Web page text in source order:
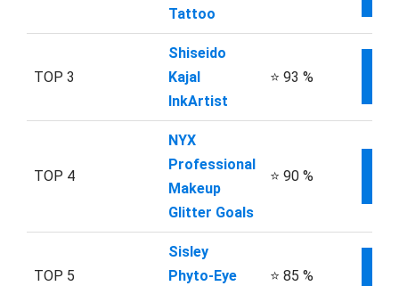
Tattoo
TOP 3
Shiseido
Kajal
InkArtist
⭐ 93 %
TOP 4
NYX
Professional
Makeup
Glitter Goals
⭐ 90 %
TOP 5
Sisley
Phyto-Eye
⭐ 85 %